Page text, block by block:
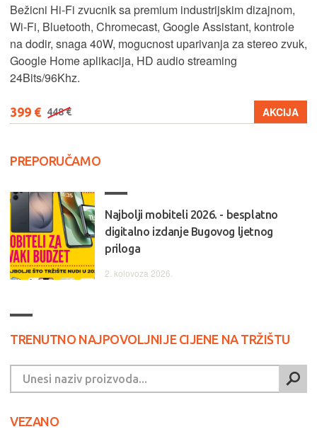
Bežicni Hi-Fi zvucnik sa premium industrijskim dizajnom,
Wi-Fi, Bluetooth, Chromecast, Google Assistant, kontrole
na dodir, snaga 40W, mogucnost uparivanja za stereo zvuk,
Google Home aplikacija, HD audio streaming
24Bits/96Khz.
399 € 448 € AKCIJA
PREPORUČAMO
Najbolji mobiteli 2026. - besplatno
digitalno izdanje Bugovog ljetnog
priloga
2. kolovoza 2026.
TRENUTNO NAJPOVOLJNIJE CIJENE NA TRŽIŠTU
VEZANO